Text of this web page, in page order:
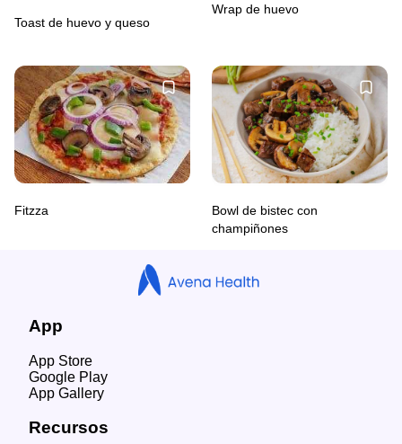
Toast de huevo y queso
Wrap de huevo
Fitzza
Bowl de bistec con
champiñones
App
App Store
Google Play
App Gallery
Recursos